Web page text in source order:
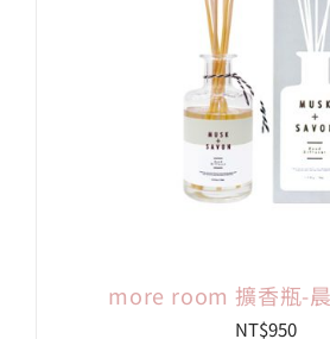
more room 擴香瓶-
NT$950